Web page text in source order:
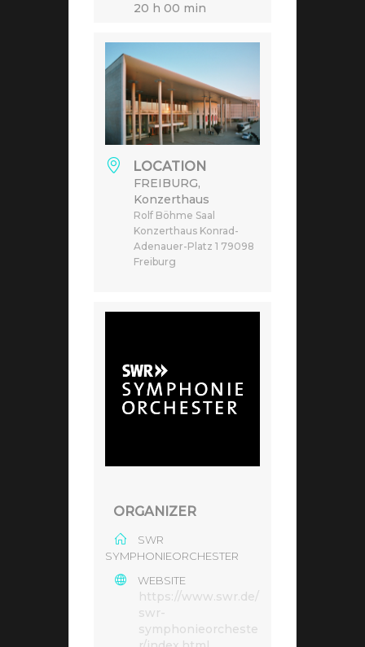
20 h 00 min
LOCATION
FREIBURG,
Konzerthaus
Rolf Böhme Saal
Konzerthaus Konrad-
Adenauer-Platz 1 79098
Freiburg
ORGANIZER
SWR
SYMPHONIEORCHESTER
WEBSITE
https://www.swr.de/
swr-
symphonieorcheste